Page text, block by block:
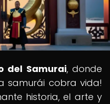
del Samurai, donde
samurái cobra vida!
historia, el arte y